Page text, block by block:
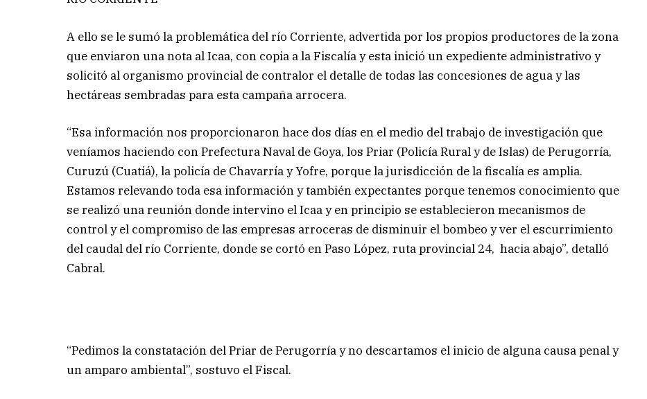
A ello se le sumó la problemática del río Corriente, advertida por los propios productores de la zona
que enviaron una nota al Icaa, con copia a la Fiscalía y esta inició un expediente administrativo y
solicitó al organismo provincial de contralor el detalle de todas las concesiones de agua y las
hectáreas sembradas para esta campaña arrocera.
“Esa información nos proporcionaron hace dos días en el medio del trabajo de investigación que
veníamos haciendo con Prefectura Naval de Goya, los Priar (Policía Rural y de Islas) de Perugorría,
Curuzú (Cuatiá), la policía de Chavarría y Yofre, porque la jurisdicción de la fiscalía es amplia.
Estamos relevando toda esa información y también expectantes porque tenemos conocimiento que
se realizó una reunión donde intervino el Icaa y en principio se establecieron mecanismos de
control y el compromiso de las empresas arroceras de disminuir el bombeo y ver el escurrimiento
del caudal del río Corriente, donde se cortó en Paso López, ruta provincial 24, hacia abajo”, detalló
Cabral.
“Pedimos la constatación del Priar de Perugorría y no descartamos el inicio de alguna causa penal y
un amparo ambiental”, sostuvo el Fiscal.